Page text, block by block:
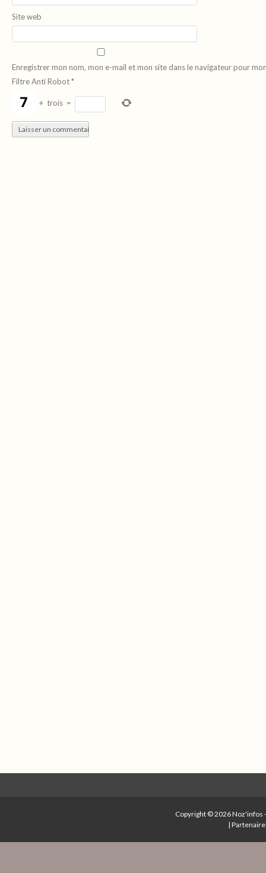
Site web
Enregistrer mon nom, mon e-mail et mon site dans le navigateur pour
Filtre Anti Robot*
+ trois =
Copyright © 2026Noz'infos
|